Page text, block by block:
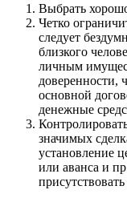
Выбрать
Четко
следует
близкого
личным
доверенности,
основной
денежные
значимых
установление
или аванса и